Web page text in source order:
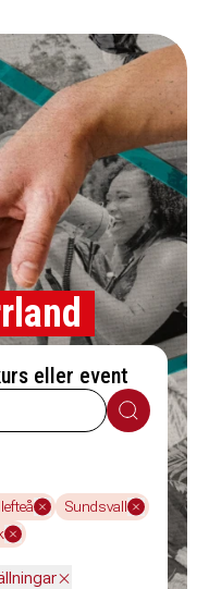
eller event
Sök
Sundsvall